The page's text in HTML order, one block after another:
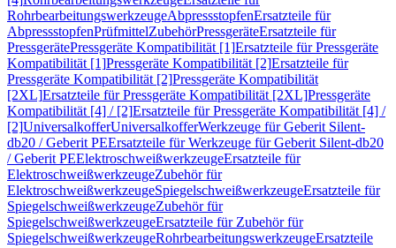
RohrbearbeitungswerkzeugeAbpressstopfenErsatzteile für
AbpressstopfenPrüfmittelZubehörPressgeräteErsatzteile für
PressgerätePressgeräte Kompatibilität [1]Ersatzteile für Pressgeräte
Kompatibilität [1]Pressgeräte Kompatibilität [2]Ersatzteile für
Pressgeräte Kompatibilität [2]Pressgeräte Kompatibilität
[2XL]Ersatzteile für Pressgeräte Kompatibilität [2XL]Pressgeräte
Kompatibilität [4] / [2]Ersatzteile für Pressgeräte Kompatibilität [4] /
[2]UniversalkofferUniversalkofferWerkzeuge für Geberit Silent-
db20 / Geberit PEErsatzteile für Werkzeuge für Geberit Silent-db20
/ Geberit PEElektroschweißwerkzeugeErsatzteile für
ElektroschweißwerkzeugeZubehör für
ElektroschweißwerkzeugeSpiegelschweißwerkzeugeErsatzteile für
SpiegelschweißwerkzeugeZubehör für
SpiegelschweißwerkzeugeErsatzteile für Zubehör für
SpiegelschweißwerkzeugeRohrbearbeitungswerkzeugeErsatzteile